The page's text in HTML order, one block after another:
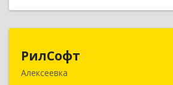
РилСофт
Алексеевка
309850, Белгородская обл,